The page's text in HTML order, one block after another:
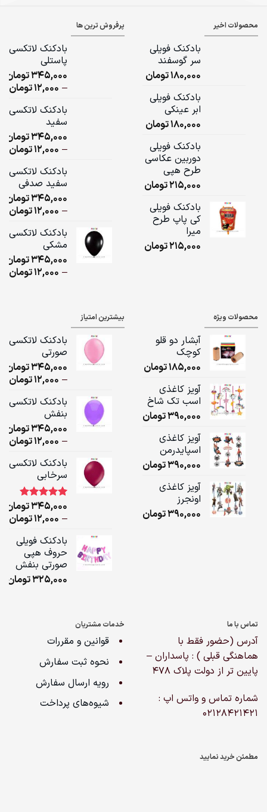
محصولات اخیر
بادکنک فویلی
سر گوسفند
180,000تومان
بادکنک فویلی
ابر عینکی
180,000تومان
بادکنک فویلی
دوربین عکاسی
طرح هپی
215,000تومان
بادکنک فویلی
کی پاپ طرح
میرا
215,000تومان
پرفروش ترین ها
بادکنک لاتکسی
پاستلی
345,000تومان
–
12,000تومان
بادکنک لاتکسی
سفید
345,000تومان
–
12,000تومان
بادکنک لاتکسی
سفید صدفی
345,000تومان
–
12,000تومان
بادکنک لاتکسی
مشکی
345,000تومان
–
12,000تومان
محصولات ویژه
آبشار دو قلو
کوچک
185,000تومان
آویز کاغذی
اسب تک شاخ
390,000تومان
آویز کاغذی
اسپایدرمن
390,000تومان
آویز کاغذی
اونجرز
390,000تومان
بیشترین امتیاز
بادکنک لاتکسی
صورتی
345,000تومان
–
12,000تومان
بادکنک لاتکسی
بنفش
345,000تومان
–
12,000تومان
بادکنک لاتکسی
سرخابی
امتیاز5.00
1
مشتری
345,000تومان
–
12,000تومان
بادکنک فویلی
حروف هپی
صورتی بنفش
325,000تومان
تماس با ما
آدرس (حضور فقط با
هماهنگی قبلی ) : پاسداران –
پایین تر از دولت پلاک ۴۷۸
شماره تماس و واتس اپ :
02128421421
خدمات مشتریان
قوانین و مقررات
نحوه ثبت سفارش
رویه ارسال سفارش
شیوه‌های پرداخت
مطمئن خرید نمایید